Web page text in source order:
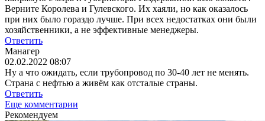
Верните Королева и Гулевского. Их хаяли, но как оказалось
при них было гораздо лучше. При всех недостатках они были
хозяйственники, а не эффективные менеджеры.
Ответить
Манагер
02.02.2022 08:07
Ну а что ожидать, если трубопровод по 30-40 лет не менять.
Страна с нефтью а живём как отсталые страны.
Ответить
Еще комментарии
Рекомендуем